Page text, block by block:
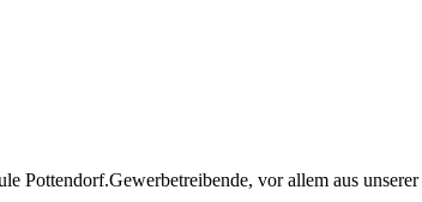
Pottendorf.Gewerbetreibende, vor allem aus